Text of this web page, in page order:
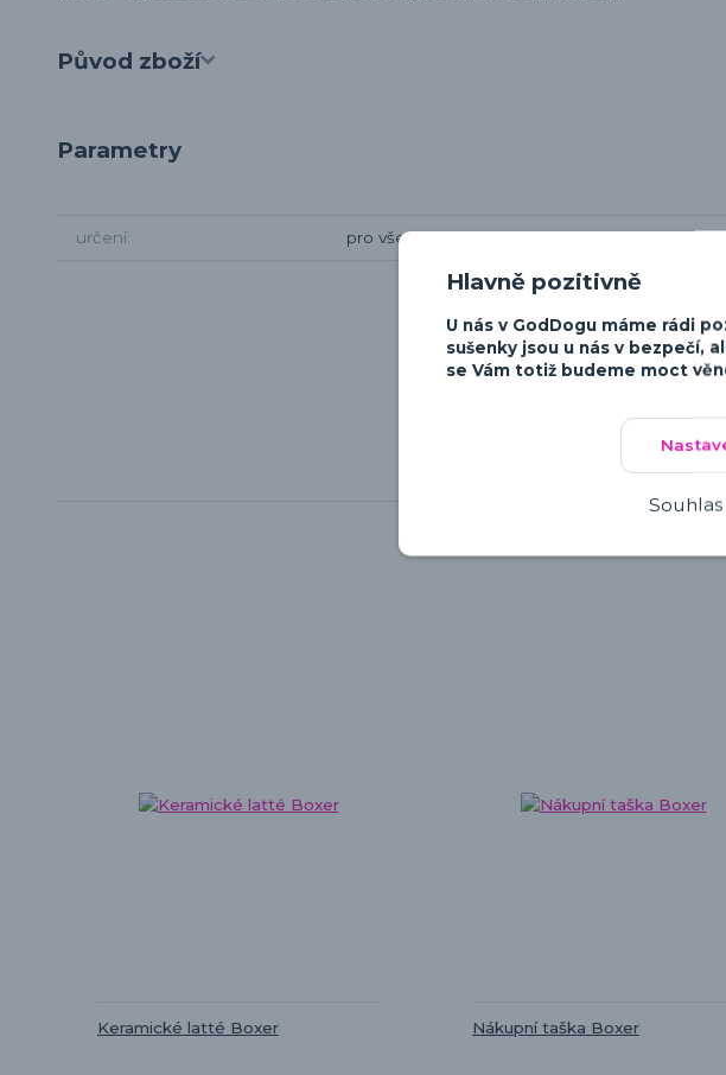
Původ zboží
Parametry
určení pro všechny
Keramické latté Boxer Nákupní taška Boxer
Hlavně pozitivně
U nás v GodDogu máme rádi
sušenky jsou u nás v bezpečí,
se Vám totiž budeme moct